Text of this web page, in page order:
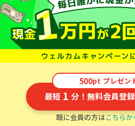
500pt プレゼン
最短 1 分！無料会員登
既に会員の方はこちら